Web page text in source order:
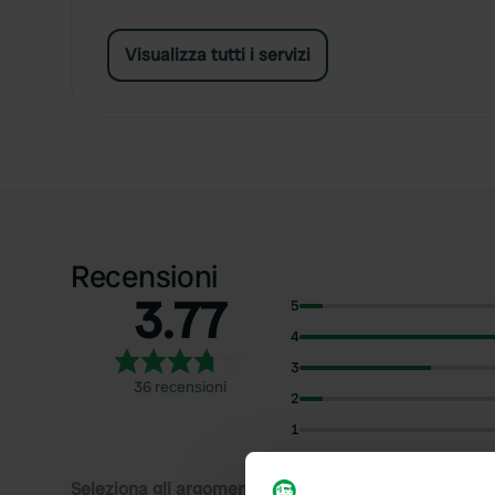
Visualizza tutti i servizi
Recensioni
3.77
36 recensioni
5
4
3
2
1
Seleziona gli argomenti di cui desideri leggere le